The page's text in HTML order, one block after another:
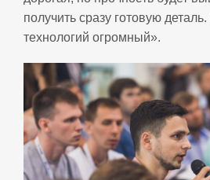
получить сразу готовую
технологий огромный».